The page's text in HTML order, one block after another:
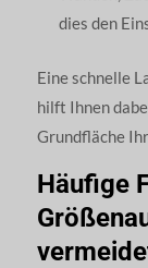
dies den
Eine schnelle
hilft Ihnen
Grundfläche
Häufige